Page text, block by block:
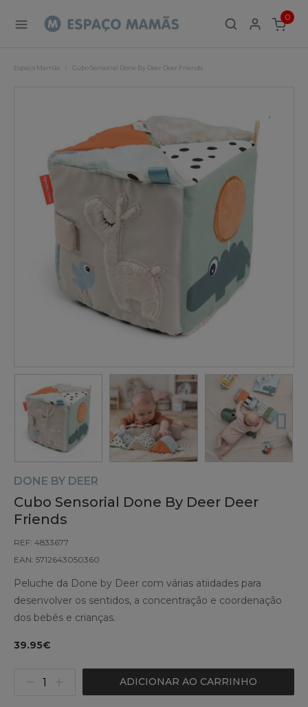
0
ITEMS
Espaço Mamãs Cubo Sensorial Done By Deer Deer Friends
DONE BY DEER
Cubo Sensorial Done By Deer Deer
Friends
REF: 4833677
EAN: 5712643050360
Peluche da Done by Deer com várias atiidades para
desenvolver os sentidos, a concentração e coordenação
dos bebés e crianças.
39.95€
ADICIONAR AO CARRINHO